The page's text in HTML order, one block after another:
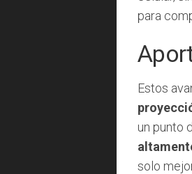
para
Estos
un punto
solo